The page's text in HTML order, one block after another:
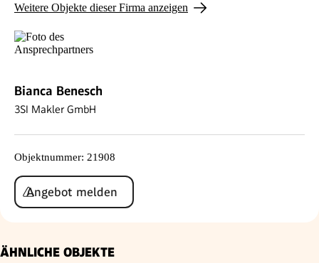
Weitere Objekte dieser Firma anzeigen
Bianca Benesch
3SI Makler GmbH
Objektnummer: 21908
Angebot melden
ÄHNLICHE OBJEKTE